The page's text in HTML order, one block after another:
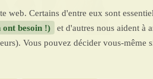
web. Certains d'entre eux sont
ont besoin !)
et d'autres nous aident à
Vous pouvez décider vous-même